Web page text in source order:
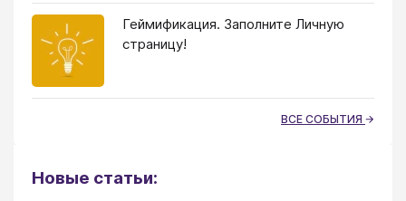
Геймификация. Заполните Личную
страницу!
ВСЕ СОБЫТИЯ
Новые статьи: